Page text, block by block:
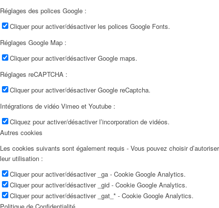
Réglages des polices Google :
Cliquer pour activer/désactiver les polices Google Fonts.
Réglages Google Map :
Cliquer pour activer/désactiver Google maps.
Réglages reCAPTCHA :
Cliquer pour activer/désactiver Google reCaptcha.
Intégrations de vidéo Vimeo et Youtube :
Cliquez pour activer/désactiver l’incorporation de vidéos.
Autres cookies
Les cookies suivants sont également requis - Vous pouvez choisir d’autoriser
leur utilisation :
Cliquer pour activer/désactiver _ga - Cookie Google Analytics.
Cliquer pour activer/désactiver _gid - Cookie Google Analytics.
Cliquer pour activer/désactiver _gat_* - Cookie Google Analytics.